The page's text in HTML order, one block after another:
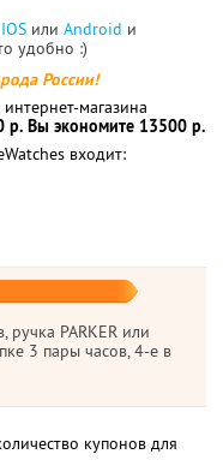
IOS или Android и
удобно :)
России!
магазина
р. Вы экономите 13500 р.
входит:
PARKER или
3 пары часов, 4-е в
купонов для